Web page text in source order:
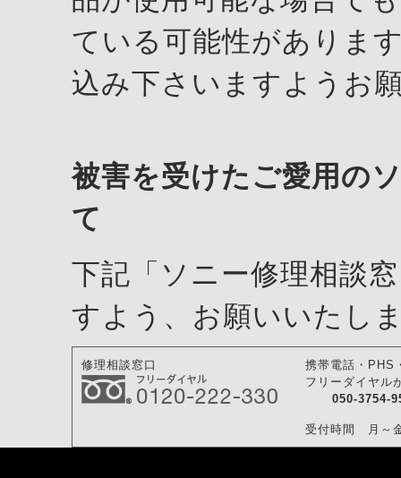
ている可能性がありま
込み下さいますようお
被害を受けたご愛用の
て
下記「ソニー修理相談
すよう、お願いいたし
修理相談窓口
携帯電話・PHS
フリーダイヤル
050-3754-
受付時間 月～